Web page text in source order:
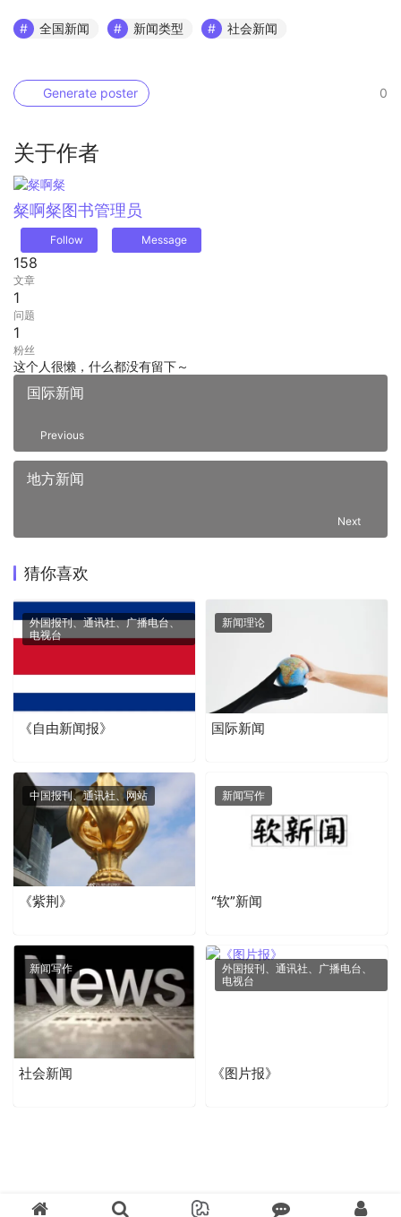
全国新闻 新闻类型 社会新闻
0
Generate poster
关于作者
粲啊粲图书管理员
Follow Message
158
文章
1
问题
1
粉丝
这个人很懒，什么都没有留下～
国际新闻
Previous
地方新闻
Next
猜你喜欢
外国报刊、通讯社、广播电台、
电视台
《自由新闻报》
新闻理论
国际新闻
中国报刊、通讯社、网站
《紫荆》
新闻写作
“软”新闻
新闻写作
社会新闻
外国报刊、通讯社、广播电台、
电视台
《图片报》